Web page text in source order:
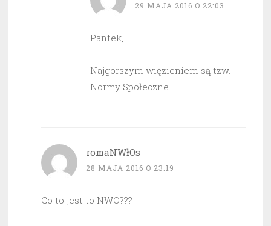
29 MAJA 2016 O 22:03
Pantek,
Najgorszym więzieniem są tzw.
Normy Społeczne.
romaNWłOs
28 MAJA 2016 O 23:19
Co to jest to NWO???